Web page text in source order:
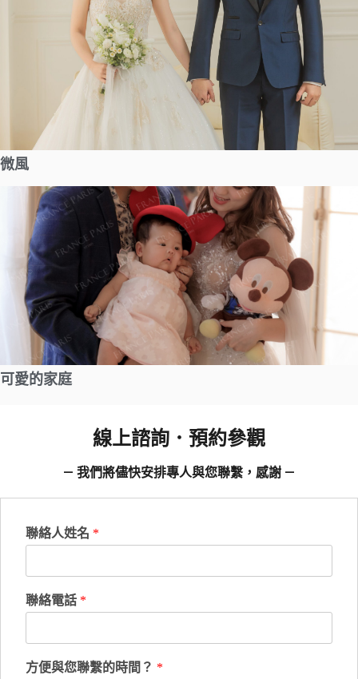
微風
可愛的家庭
線上諮詢．預約參觀
— 我們將儘快安排專人與您聯繫，感謝 —
聯絡人姓名 *
聯絡電話 *
方便與您聯繫的時間？ *